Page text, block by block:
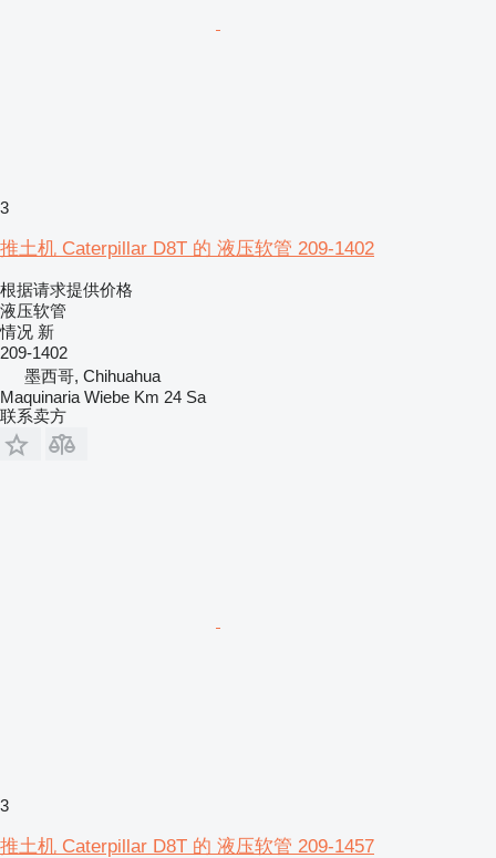
3
推土机 Caterpillar D8T 的 液压软管 209-1402
根据请求提供价格
液压软管
情况 新
209-1402
墨西哥, Chihuahua
Maquinaria Wiebe Km 24 Sa
联系卖方
3
推土机 Caterpillar D8T 的 液压软管 209-1457